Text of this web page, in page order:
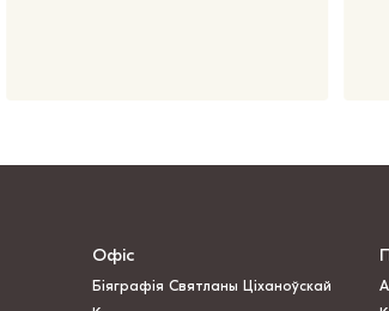
Офіс
Біяграфія Святланы Ціханоўскай